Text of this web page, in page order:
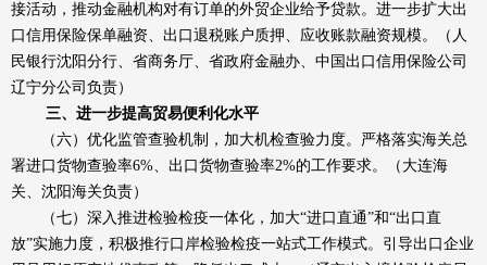
接活动，推动金融机构对有订单的外贸企业给予贷款。进一步扩大出
口信用保险保单融资、出口退税账户质押、应收账款融资规模。（人
民银行沈阳分行、省商务厅、省政府金融办、中国出口信用保险公司
辽宁分公司负责）
三、进一步提高贸易便利化水平
（六）优化监管查验机制，加大机检查验力度。严格落实海关总
署进口货物查验率6%、出口货物查验率2%的工作要求。（大连海
关、沈阳海关负责）
（七）深入推进检验检疫一体化，加大“进口直通”和“出口直
放”实施力度，积极推行口岸检验检疫一站式工作模式。引导出口企业